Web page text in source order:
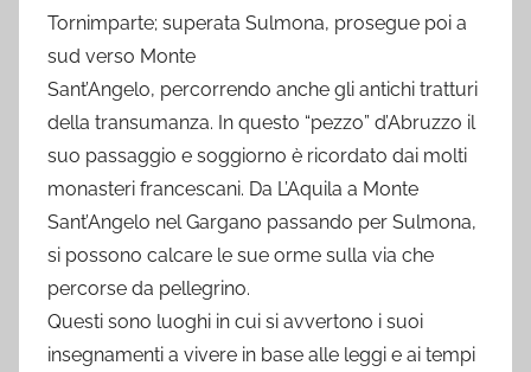
Tornimparte; superata Sulmona, prosegue poi a
sud verso Monte
Sant’Angelo, percorrendo anche gli antichi tratturi
della transumanza. In questo “pezzo” d’Abruzzo il
suo passaggio e soggiorno è ricordato dai molti
monasteri francescani. Da L’Aquila a Monte
Sant’Angelo nel Gargano passando per Sulmona,
si possono calcare le sue orme sulla via che
percorse da pellegrino.
Questi sono luoghi in cui si avvertono i suoi
insegnamenti a vivere in base alle leggi e ai tempi